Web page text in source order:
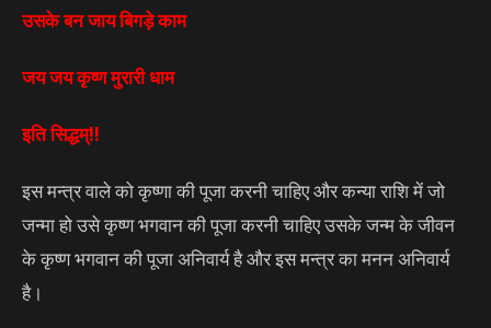
उसके बन जाय बिगड़े काम
जय जय कृष्ण मुरारी धाम
इति सिद्धम्!!
इस मन्त्र वाले को कृष्णा की पूजा करनी चाहिए और कन्या राशि में जो
जन्मा हो उसे कृष्ण भगवान की पूजा करनी चाहिए उसके जन्म के जीवन
के कृष्ण भगवान की पूजा अनिवार्य है और इस मन्त्र का मनन अनिवार्य
है।